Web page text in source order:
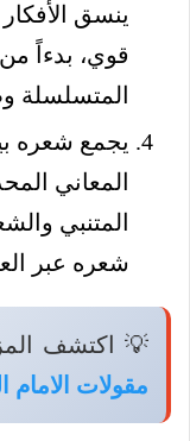
ينسق
قوي، بدءاً من
المتسلسلة
يجمع شعره
المعاني
المتنبي
شعره عبر
💡 اكتشف
مقولات